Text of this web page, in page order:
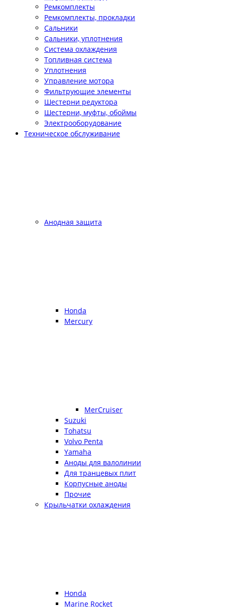
Ремкомплекты
Ремкомплекты, прокладки
Сальники
Сальники, уплотнения
Система охлаждения
Топливная система
Уплотнения
Управление мотора
Фильтрующие элементы
Шестерни редуктора
Шестерни, муфты, обоймы
Электрооборудование
Техническое обслуживание
Анодная защита
Honda
Mercury
MerCruiser
Suzuki
Tohatsu
Volvo Penta
Yamaha
Аноды для валолинии
Для транцевых плит
Корпусные аноды
Прочие
Крыльчатки охлаждения
Honda
Marine Rocket